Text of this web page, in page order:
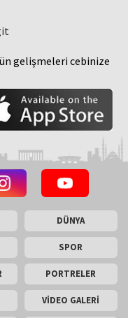
gelişmeleri cebinize
DÜNYA
SPOR
PORTRELER
VİDEO GALERİ